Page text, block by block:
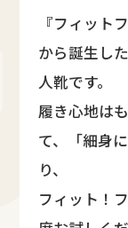
『フィット
から誕生し
人靴です。
履き心地は
て、「細身
り、
フィット！